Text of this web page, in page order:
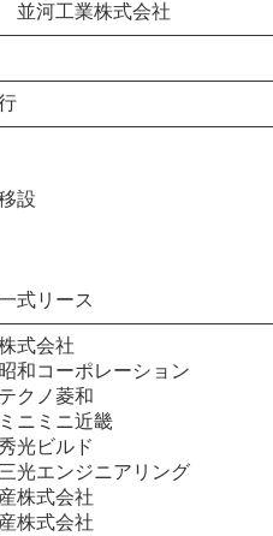
並河工業株式会社
設
式リース
式会社
和コーポレーション
クノ菱和
ニミニ近畿
光ビルド
光エンジニアリング
株式会社
株式会社